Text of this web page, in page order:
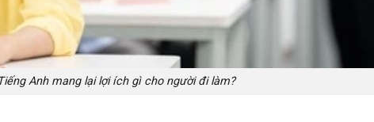
Anh mang lại lợi ích gì cho người đi làm?